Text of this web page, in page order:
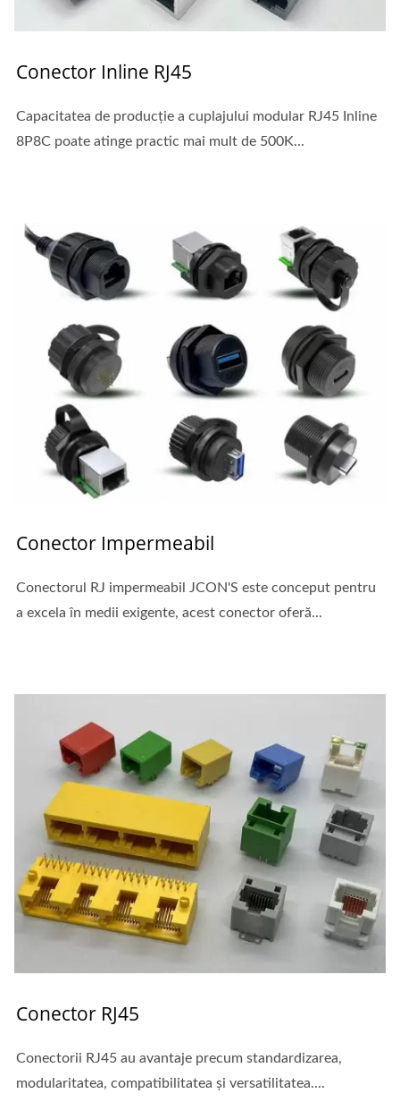
Conector Inline RJ45
Capacitatea de producție a cuplajului modular RJ45 Inline
8P8C poate atinge practic mai mult de 500K...
Conector Impermeabil
Conectorul RJ impermeabil JCON'S este conceput pentru
a excela în medii exigente, acest conector oferă...
Conector RJ45
Conectorii RJ45 au avantaje precum standardizarea,
modularitatea, compatibilitatea și versatilitatea....